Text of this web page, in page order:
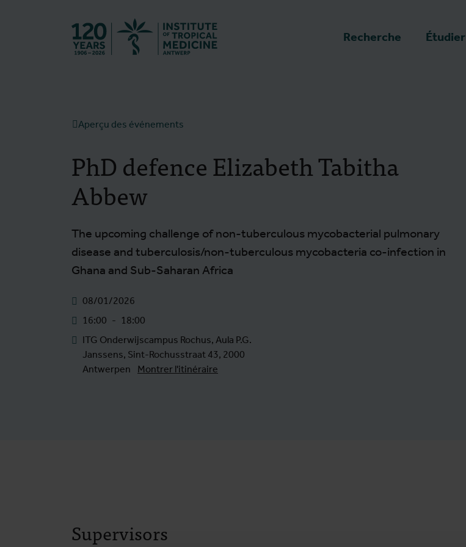
Recherche Étudier
Aperçu des événements
PhD defence Elizabeth Tabitha
Abbew
The upcoming challenge of non-tuberculous mycobacterial pulmonary
disease and tuberculosis/non-tuberculous mycobacteria co-infection in
Ghana and Sub-Saharan Africa
08/01/2026
16:00 - 18:00
ITG Onderwijscampus Rochus, Aula P.G.
Janssens, Sint-Rochusstraat 43, 2000
Antwerpen
Montrer l'itinéraire
Supervisors